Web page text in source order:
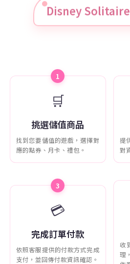
Disney Solitaire
1
🛒
挑選儲值商品
找到您要儲值的遊戲，選擇對
應的點券、月卡、禮包。
提
對
3
💳
完成訂單付款
依照客服提供的付款方式完成
支付，並回傳付款資訊確認。
收
理